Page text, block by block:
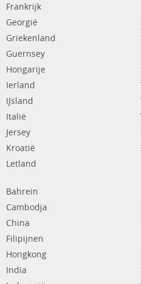
Frankrijk
Georgië
Griekenland
Guernsey
Hongarije
Ierland
IJsland
Italië
Jersey
Kroatië
Letland
Bahrein
Cambodja
China
Filipijnen
Hongkong
India